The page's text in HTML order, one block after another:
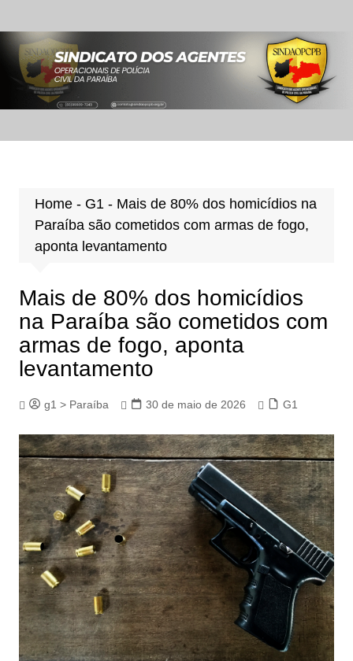
para
conteúdo
Home- G1 - Mais de 80% dos homicídios na
Paraíba são cometidos com armas de fogo,
aponta levantamento
Mais de 80% dos homicídios
na Paraíba são cometidos com
armas de fogo, aponta
levantamento
g1 > Paraíba 30 de maio de 2026 G1